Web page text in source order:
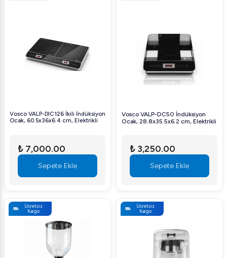
Vosco VALP-DIC126 İkili İndüksiyon
Ocak, 60.5x36x6.4 cm, Elektrikli
₺ 7,000.00
Sepete Ekle
Vosco VALP-DC50 İndüksiyon
Ocak, 28.8x35.5x6.2 cm, Elektrikli
₺ 3,250.00
Sepete Ekle
Ücretsiz
Kargo
Ücretsiz
Kargo